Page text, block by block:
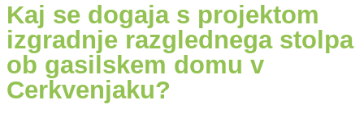
Kaj se dogaja s projektom
izgradnje razglednega stolpa
ob gasilskem domu v
Cerkvenjaku?